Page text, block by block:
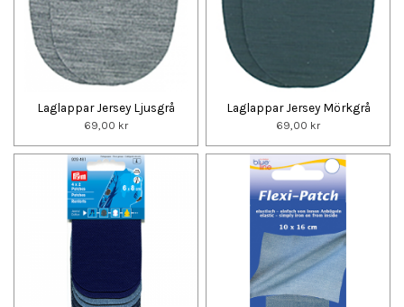
Laglappar Jersey Ljusgrå
69,00 kr
Laglappar Jersey Mörkgrå
69,00 kr